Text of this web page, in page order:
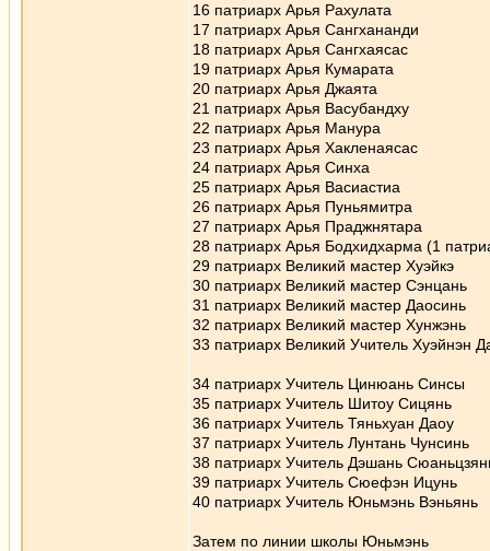
16 патриарх Арья Рахулата
17 патриарх Арья Сангхананди
18 патриарх Арья Сангхаясас
19 патриарх Арья Кумарата
20 патриарх Арья Джаята
21 патриарх Арья Васубандху
22 патриарх Арья Манура
23 патриарх Арья Хакленаясас
24 патриарх Арья Синха
25 патриарх Арья Васиастиа
26 патриарх Арья Пуньямитра
27 патриарх Арья Праджнятара
28 патриарх Арья Бодхидхарма (1
29 патриарх Великий мастер Хуэйкэ
30 патриарх Великий мастер Сэнцань
31 патриарх Великий мастер Даосинь
32 патриарх Великий мастер Хунжэнь
33 патриарх Великий Учитель Хуэйнэн
34 патриарх Учитель Цинюань Синсы
35 патриарх Учитель Шитоу Сицянь
36 патриарх Учитель Тяньхуан Даоу
37 патриарх Учитель Лунтань Чунсинь
38 патриарх Учитель Дэшань
39 патриарх Учитель Сюефэн Ицунь
40 патриарх Учитель Юньмэнь Вэньянь
Затем по линии школы Юньмэнь